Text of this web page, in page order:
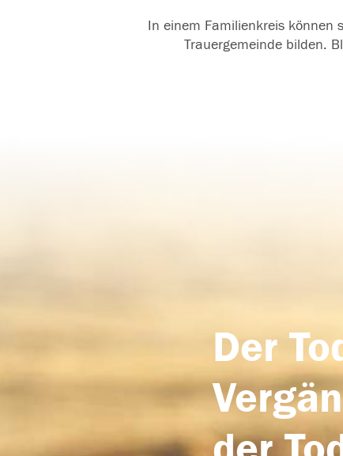
In einem Familienkreis können
Trauergemeinde bilden.
Der